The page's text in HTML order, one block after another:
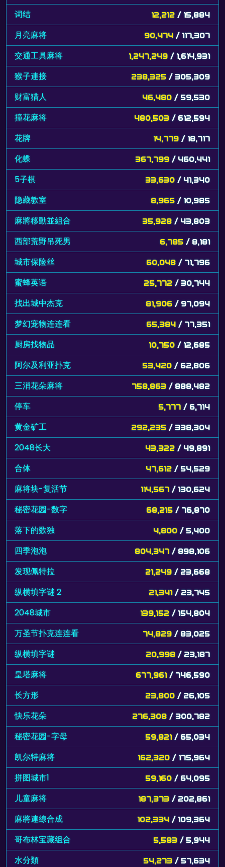
词结 12,212 / 15,884
月亮麻将 90,474 / 117,307
交通工具麻将 1,247,249 / 1,614,931
猴子連接 238,325 / 305,309
财富猎人 46,480 / 59,530
撞花麻将 480,503 / 612,594
花牌 14,779 / 18,717
化蝶 367,799 / 460,441
5子棋 33,630 / 41,340
隐藏教室 8,965 / 10,985
麻將移動並組合 35,928 / 43,803
西部荒野吊死男 6,785 / 8,181
城市保险丝 60,048 / 71,796
蜜蜂英语 25,772 / 30,744
找出城中杰克 81,906 / 97,094
梦幻宠物连连看 65,384 / 77,351
厨房找物品 10,750 / 12,685
阿尔及利亚扑克 53,420 / 62,806
三消花朵麻将 758,863 / 888,482
停车 5,777 / 6,714
黄金矿工 292,235 / 338,304
2048长大 43,322 / 49,891
合体 47,612 / 54,529
麻将块-复活节 114,567 / 130,624
秘密花园-数字 68,215 / 76,870
落下的数独 4,800 / 5,400
四季泡泡 804,347 / 898,106
发现佩特拉 21,249 / 23,668
纵横填字谜 2 21,341 / 23,745
2048城市 139,152 / 154,804
万圣节扑克连连看 74,829 / 83,025
纵横填字谜 20,998 / 23,187
皇塔麻将 677,961 / 746,590
长方形 23,800 / 26,105
快乐花朵 276,308 / 300,782
秘密花园-字母 59,821 / 65,034
凯尔特麻将 162,320 / 175,964
拼图城市1 59,160 / 64,095
儿童麻将 187,373 / 202,861
麻將連線合成 102,334 / 109,364
哥布林宝藏组合 5,583 / 5,944
水分類 54,273 / 57,634